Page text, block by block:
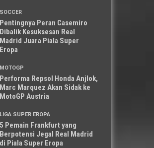
SOCCER
Pentingnya Peran Casemiro
Dibalik Kesuksesan Real
Madrid Juara Piala Super
Eropa
MOTOGP
Performa Repsol Honda Anjlok,
Marc Marquez Akan Sidak ke
MotoGP Austria
LIGA SUPER EROPA
5 Pemain Frankfurt yang
Berpotensi Jegal Real Madrid
di Piala Super Eropa